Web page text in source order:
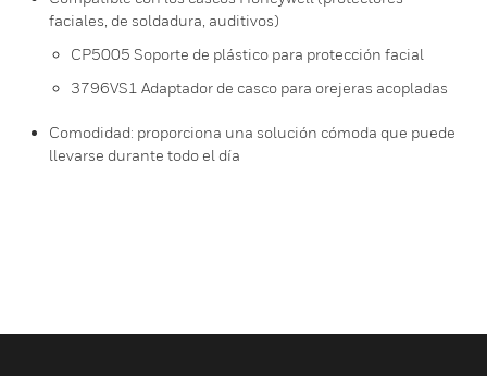
faciales, de soldadura, auditivos)
CP5005 Soporte de plástico para protección facial
3796VS1 Adaptador de casco para orejeras acopladas
Comodidad: proporciona una solución cómoda que puede
llevarse durante todo el día